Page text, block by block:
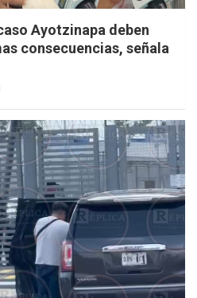
Ayotzinapa deben
consecuencias, señala